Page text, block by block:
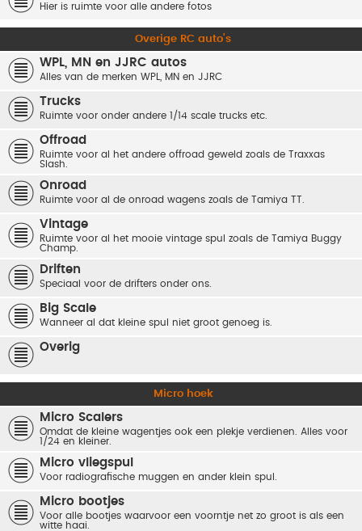
Hier is ruimte voor alle andere fotos
Overige RC auto's
WPL, MN en JJRC autos
Alles van de merken WPL, MN en JJRC
Trucks
Ruimte voor onder andere 1/14 scale trucks etc.
Offroad
Ruimte voor al het andere offroad geweld zoals de Traxxas
Slash.
Onroad
Ruimte voor al de onroad wagens zoals de Tamiya TT.
Vintage
Ruimte voor al het mooie vintage spul zoals de Tamiya Buggy
Champ.
Driften
Speciaal voor de drifters onder ons.
Big Scale
Wanneer al dat kleine spul niet groot genoeg is.
Overig
Micro hoek
Micro Scalers
Omdat de kleine wagentjes ook een plekje verdienen. Alles voor
1/24 en kleiner.
Micro vliegspul
Voor radiografische muggen en ander klein spul.
Micro bootjes
Voor alle bootjes waarvoor een voorntje net zo groot is als een
witte haai.